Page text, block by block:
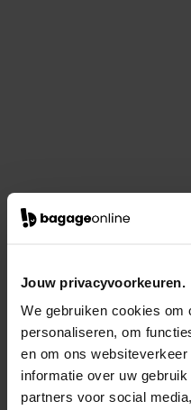
Jouw privacyvoorkeuren.
We gebruiken cookies om
personaliseren, om
en om ons
informatie over uw
partners voor social